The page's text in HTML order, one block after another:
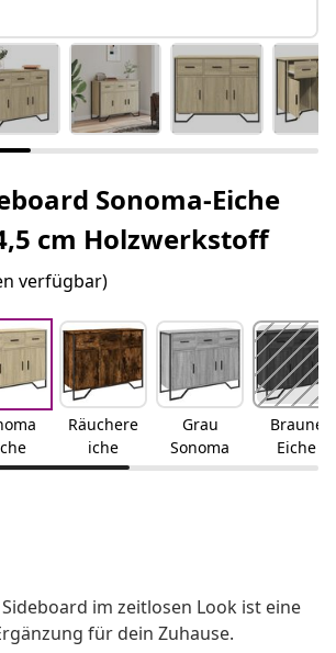
Sonoma-Eiche
cm Holzwerkstoff
verfügbar)
Räuchere
iche
Grau
Sonoma
Braune
Eiche
im zeitlosen Look ist eine
für dein Zuhause.